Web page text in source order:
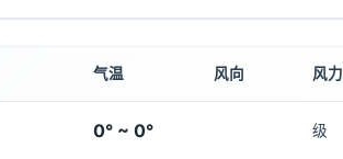
气温 风向 风力
0° ~ 0° 级